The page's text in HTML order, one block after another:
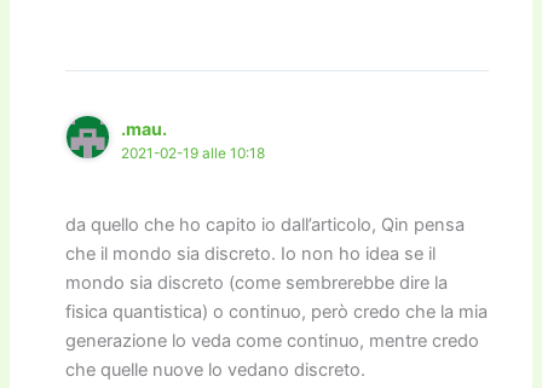
.mau.
2021-02-19 alle 10:18
da quello che ho capito io dall’articolo, Qin pensa
che il mondo sia discreto. Io non ho idea se il
mondo sia discreto (come sembrerebbe dire la
fisica quantistica) o continuo, però credo che la mia
generazione lo veda come continuo, mentre credo
che quelle nuove lo vedano discreto.